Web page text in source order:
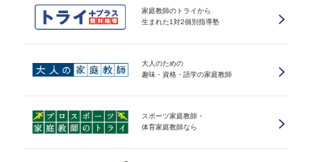
家庭教師のトライから
生まれた1対2個別指導塾
大人のための
趣味・資格・語学の家庭教師
スポーツ家庭教師・
体育家庭教師なら